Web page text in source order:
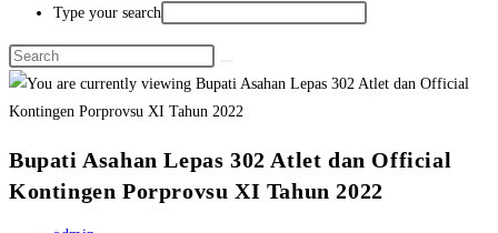
Type your search
Bupati Asahan Lepas 302 Atlet dan Official
Kontingen Porprovsu XI Tahun 2022